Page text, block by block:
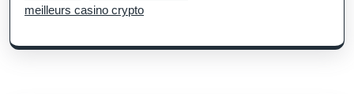
meilleurs casino crypto